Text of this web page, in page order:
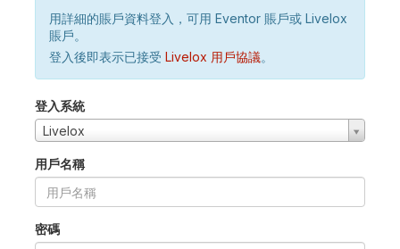
用詳細的賬戶資料登入，可用 Eventor 賬戶或 Livelox
賬戶。
登入後即表示已接受 Livelox 用戶協議。
登入系統
Livelox
用戶名稱
密碼